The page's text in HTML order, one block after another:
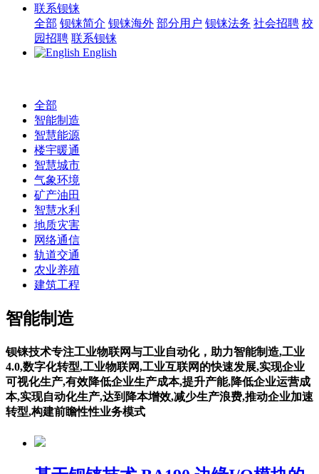
联系钡铼
全部 钡铼简介 钡铼海外 部分用户 钡铼法务 社会招聘 校
园招聘 联系钡铼
English
全部
智能制造
智慧能源
楼宇暖通
智慧城市
气象环境
矿产油田
智慧水利
地质灾害
网络通信
轨道交通
农业养殖
建筑工程
智能制造
钡铼技术专注工业物联网与工业自动化，助力智能制造,工业
4.0,数字化转型,工业物联网,工业互联网的快速发展,实现企业
可视化生产,有效降低企业生产成本,提升产能,降低企业运营成
本,实现自动化生产,达到降本增效,减少生产浪费,推动企业加速
转型,构建前瞻性性业务模式